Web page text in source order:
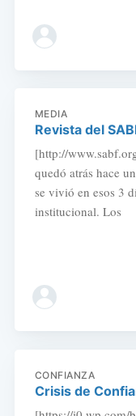
MEDIA
Revista del
[http://
quedó atrás hace
se vivió en esos 3
institucional. Los
CONFIANZA
Crisis de